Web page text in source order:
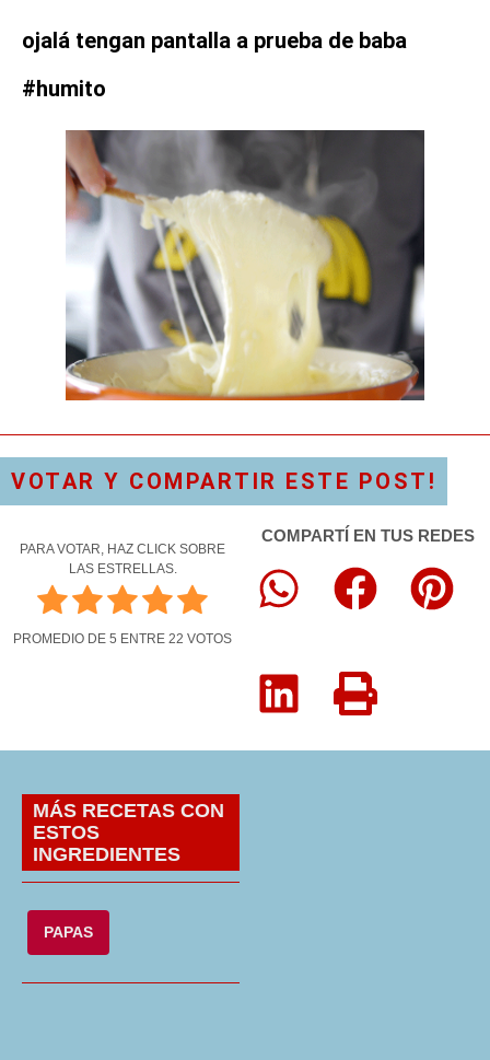
ojalá tengan pantalla a prueba de baba
#humito
VOTAR Y COMPARTIR ESTE POST!
PARA VOTAR, HAZ CLICK SOBRE
LAS ESTRELLAS.
PROMEDIO DE 5 ENTRE 22 VOTOS
COMPARTÍ EN TUS REDES
MÁS RECETAS CON
ESTOS
INGREDIENTES
PAPAS